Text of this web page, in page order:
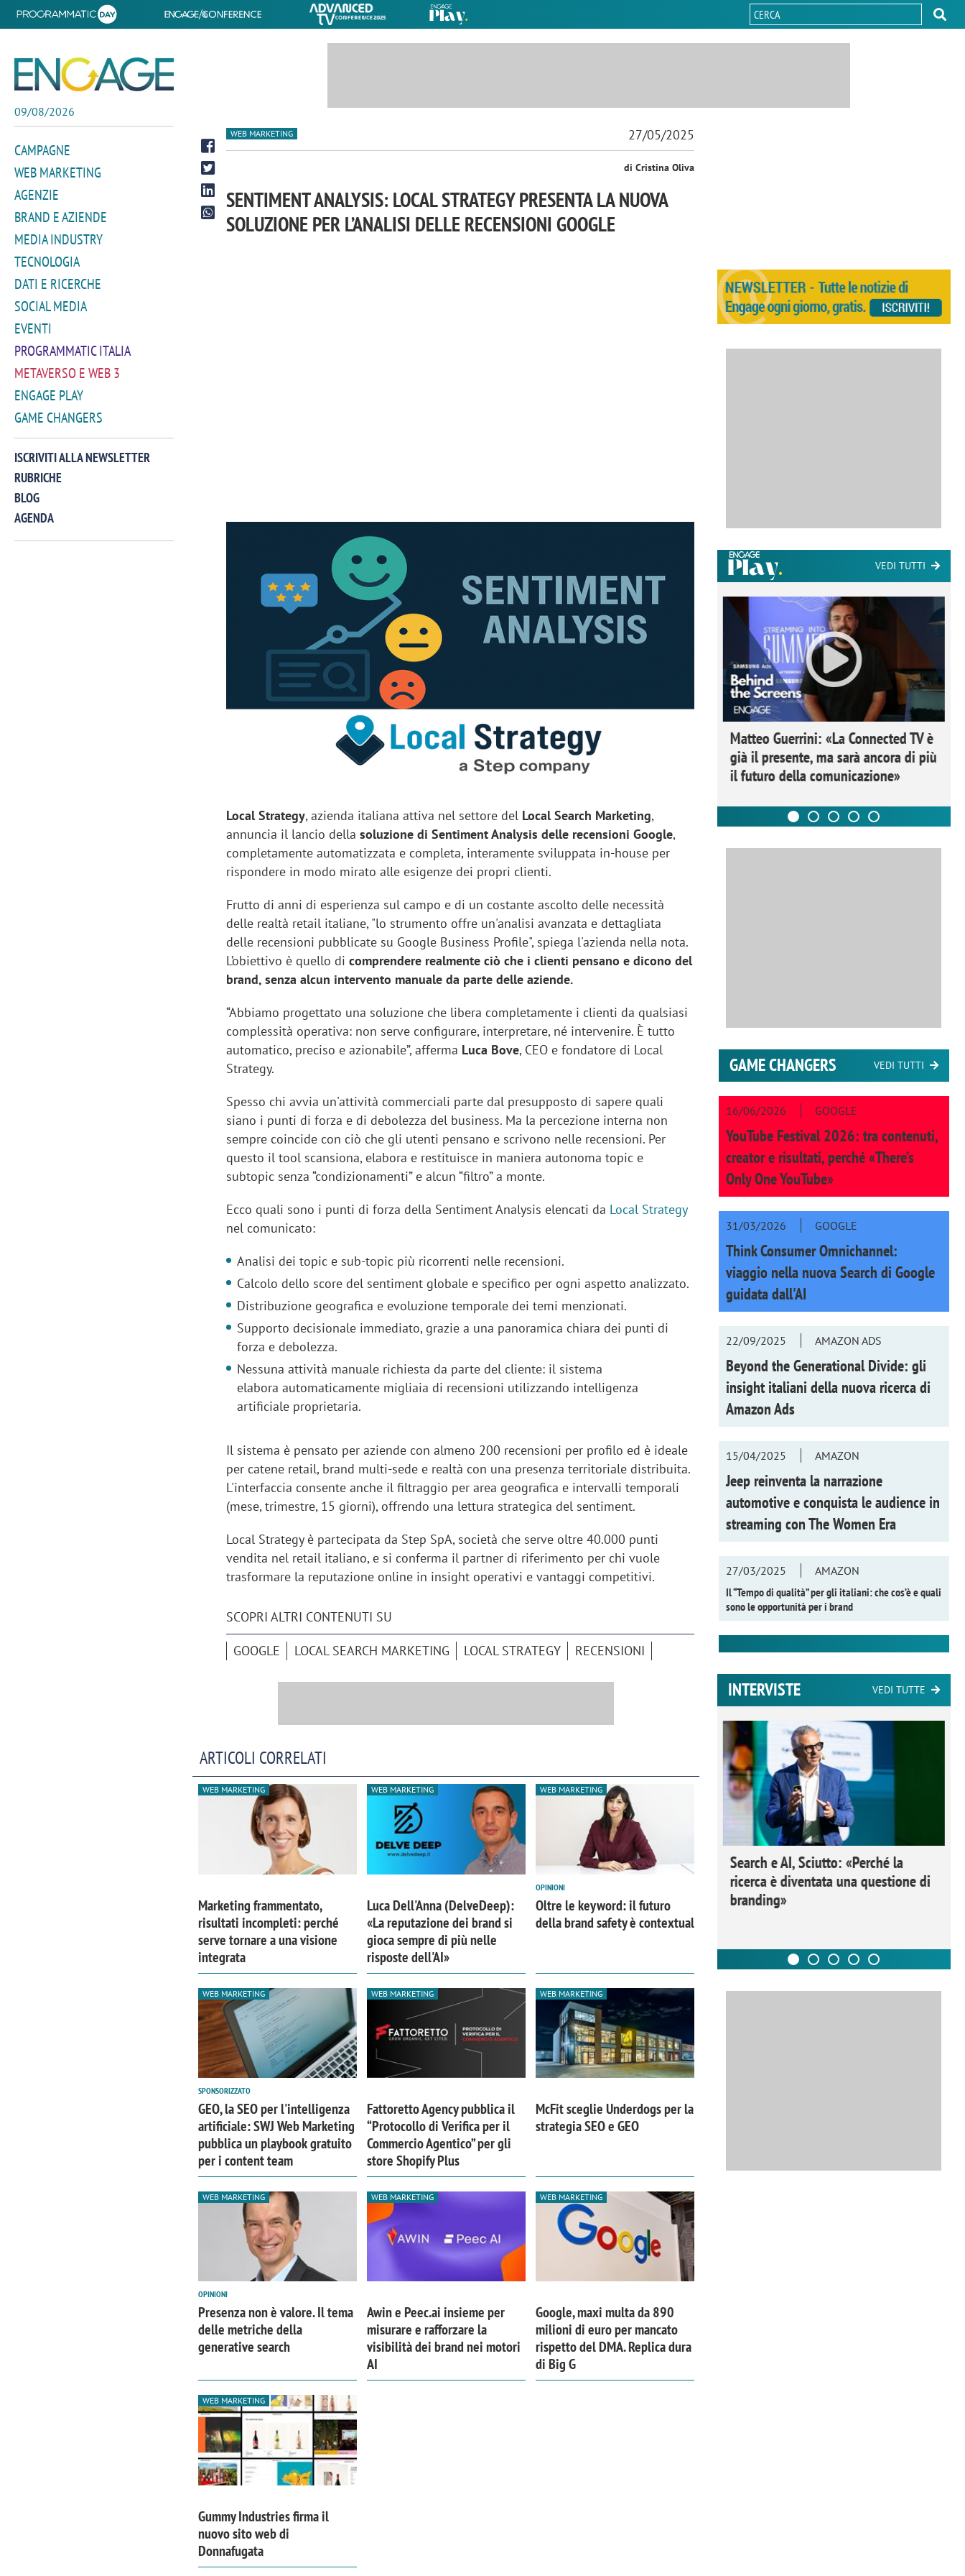
09/08/2026
CAMPAGNE
WEB MARKETING
AGENZIE
BRAND E AZIENDE
MEDIA INDUSTRY
TECNOLOGIA
DATI E RICERCHE
SOCIAL MEDIA
EVENTI
PROGRAMMATIC ITALIA
METAVERSO E WEB 3
ENGAGE PLAY
GAME CHANGERS
ISCRIVITI ALLA NEWSLETTER
RUBRICHE
BLOG
AGENDA
WEB MARKETING 27/05/2025
di Cristina Oliva
SENTIMENT ANALYSIS: LOCAL STRATEGY PRESENTA LA NUOVA
SOLUZIONE PER L’ANALISI DELLE RECENSIONI GOOGLE
Local Strategy, azienda italiana attiva nel settore del Local Search Marketing,
annuncia il lancio dellasoluzione di Sentiment Analysis delle recensioni Google,
completamente automatizzata e completa, interamente sviluppata in-house per
rispondere in modo mirato alle esigenze dei propri clienti.
Frutto di anni di esperienza sul campo e di un costante ascolto delle necessità
delle realtà retail italiane, "lo strumento offre un'analisi avanzata e dettagliata
delle recensioni pubblicate su Google Business Profile", spiega l'azienda nella nota.
L’obiettivo è quello dicomprendere realmente ciò che i clienti pensano e dicono del
brand, senza alcun intervento manuale da parte delle aziende.
“Abbiamo progettato una soluzione che libera completamente i clienti da qualsiasi
complessità operativa: non serve configurare, interpretare, né intervenire. È tutto
automatico, preciso e azionabile”, afferma Luca Bove, CEO e fondatore di Local
Strategy.
Spesso chi avvia un'attività commerciali parte dal presupposto di sapere quali
siano i punti di forza e di debolezza del business. Ma la percezione interna non
sempre coincide con ciò che gli utenti pensano e scrivono nelle recensioni. Per
questo il tool scansiona, elabora e restituisce in maniera autonoma topic e
subtopic senza “condizionamenti” e alcun “filtro” a monte.
Ecco quali sono i punti di forza della Sentiment Analysis elencati da Local Strategy
nel comunicato:
Analisi dei topic e sub-topic più ricorrenti nelle recensioni.
Calcolo dello score del sentiment globale e specifico per ogni aspetto analizzato.
Distribuzione geografica e evoluzione temporale dei temi menzionati.
Supporto decisionale immediato, grazie a una panoramica chiara dei punti di
forza e debolezza.
Nessuna attività manuale richiesta da parte del cliente: il sistema
elabora automaticamente migliaia di recensioni utilizzando intelligenza
artificiale proprietaria.
Il sistema è pensato per aziende con almeno 200 recensioni per profilo ed è ideale
per catene retail, brand multi-sede e realtà con una presenza territoriale distribuita.
L'interfaccia consente anche il filtraggio per area geografica e intervalli temporali
(mese, trimestre, 15 giorni), offrendo una lettura strategica del sentiment.
Local Strategy è partecipata da Step SpA, società che serve oltre 40.000 punti
vendita nel retail italiano, e si conferma il partner di riferimento per chi vuole
trasformare la reputazione online in insight operativi e vantaggi competitivi.
SCOPRI ALTRI CONTENUTI SU
GOOGLE LOCAL SEARCH MARKETING LOCAL STRATEGY RECENSIONI
ARTICOLI CORRELATI
WEB MARKETING
Marketing frammentato,
risultati incompleti: perché
serve tornare a una visione
integrata
WEB MARKETING
Luca Dell'Anna (DelveDeep):
«La reputazione dei brand si
gioca sempre di più nelle
risposte dell'AI»
WEB MARKETING
OPINIONI
Oltre le keyword: il futuro
della brand safety è contextual
WEB MARKETING
SPONSORIZZATO
GEO, la SEO per l'intelligenza
artificiale: SWJ Web Marketing
pubblica un playbook gratuito
per i content team
WEB MARKETING
Fattoretto Agency pubblica il
“Protocollo di Verifica per il
Commercio Agentico” per gli
store Shopify Plus
WEB MARKETING
McFit sceglie Underdogs per la
strategia SEO e GEO
WEB MARKETING
OPINIONI
Presenza non è valore. Il tema
delle metriche della
generative search
WEB MARKETING
Awin e Peec.ai insieme per
misurare e rafforzare la
visibilità dei brand nei motori
AI
WEB MARKETING
Google, maxi multa da 890
milioni di euro per mancato
rispetto del DMA. Replica dura
di Big G
WEB MARKETING
Gummy Industries firma il
nuovo sito web di
Donnafugata
VEDI TUTTI
Perez, Samsung Ads: «L'Italia è un
mercato strategico e continuerà a
Networking agli eventi: come la
startup Kicè punta a eliminare lo
"spreco di relazioni"
Matteo Guerrini: «La Connected TV è
già il presente, ma sarà ancora di più
il futuro della comunicazione»
GAME CHANGERS VEDI TUTTI
16/06/2026 GOOGLE
YouTube Festival 2026: tra contenuti,
creator e risultati, perché «There’s
Only One YouTube»
31/03/2026 GOOGLE
Think Consumer Omnichannel:
viaggio nella nuova Search di Google
guidata dall'AI
22/09/2025 AMAZON ADS
Beyond the Generational Divide: gli
insight italiani della nuova ricerca di
Amazon Ads
15/04/2025 AMAZON
Jeep reinventa la narrazione
automotive e conquista le audience in
streaming conThe Women Era
27/03/2025
AMAZON
Il “Tempo di qualità” per gli italiani: che cos’è e quali
sono le opportunità per i brand
INTERVISTE VEDI TUTTE
«Marketing e prodotto devono
Emanuele Viora di Deloitte Digital:
«La creatività resta centrale, l’AI deve
amplificare il talento»
Ricerche di mercato. Neri, Ipsos
Doxa: «Non basta più descrivere i
fenomeni: bisogna comprenderli e
tradurli in azioni»
Search e AI, Sciutto: «Perché la
ricerca è diventata una questione di
branding»